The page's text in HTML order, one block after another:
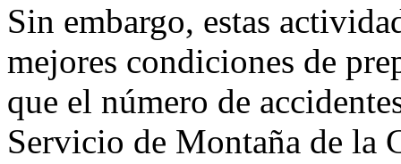
Sin embargo, estas
mejores condiciones de
que el número de
Servicio de Montaña de la